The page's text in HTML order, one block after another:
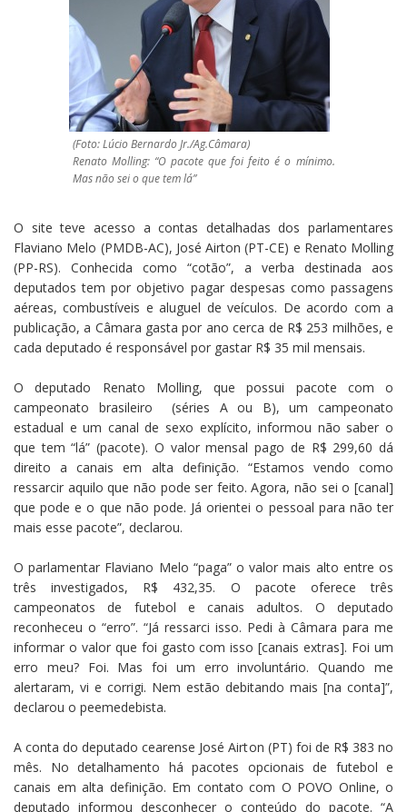
(Foto: Lúcio Bernardo Jr./Ag.Câmara)
Renato Molling: “O pacote que foi feito é o mínimo.
Mas não sei o que tem lá”
O site teve acesso a contas detalhadas dos parlamentares
Flaviano Melo (PMDB-AC), José Airton (PT-CE) e Renato Molling
(PP-RS). Conhecida como “cotão”, a verba destinada aos
deputados tem por objetivo pagar despesas como passagens
aéreas, combustíveis e aluguel de veículos. De acordo com a
publicação, a Câmara gasta por ano cerca de R$ 253 milhões, e
cada deputado é responsável por gastar R$ 35 mil mensais.
O deputado Renato Molling, que possui pacote com o
campeonato brasileiro (séries A ou B), um campeonato
estadual e um canal de sexo explícito, informou não saber o
que tem “lá” (pacote). O valor mensal pago de R$ 299,60 dá
direito a canais em alta definição. “Estamos vendo como
ressarcir aquilo que não pode ser feito. Agora, não sei o [canal]
que pode e o que não pode. Já orientei o pessoal para não ter
mais esse pacote”, declarou.
O parlamentar Flaviano Melo “paga” o valor mais alto entre os
três investigados, R$ 432,35. O pacote oferece três
campeonatos de futebol e canais adultos. O deputado
reconheceu o “erro”. “Já ressarci isso. Pedi à Câmara para me
informar o valor que foi gasto com isso [canais extras]. Foi um
erro meu? Foi. Mas foi um erro involuntário. Quando me
alertaram, vi e corrigi. Nem estão debitando mais [na conta]”,
declarou o peemedebista.
A conta do deputado cearense José Airton (PT) foi de R$ 383 no
mês. No detalhamento há pacotes opcionais de futebol e
canais em alta definição. Em contato com O POVO Online, o
deputado informou desconhecer o conteúdo do pacote. “A